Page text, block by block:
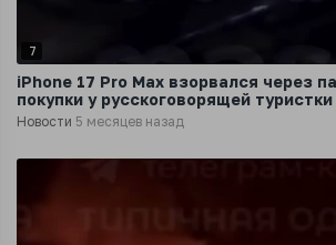
7
iPhone 17 Pro Max взорвался через
покупки у русскоговорящей
Аравии
Новости 5 месяцев назад